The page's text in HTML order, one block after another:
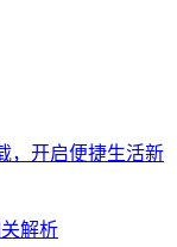
，开启便捷生活新
解析